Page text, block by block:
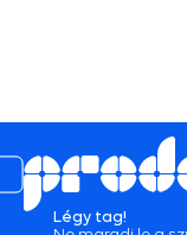
Légy tag!